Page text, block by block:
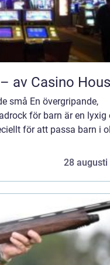
av Casino
små En övergripande,
för barn är en lyxig
för att passa barn i
28 augusti